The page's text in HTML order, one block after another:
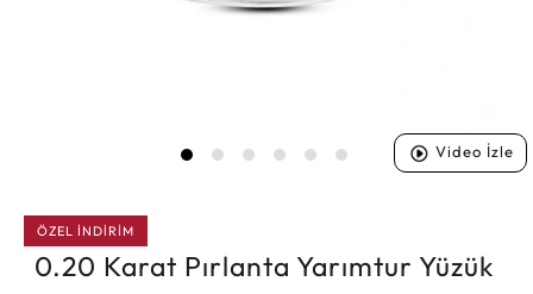
Video İzle
ÖZEL İNDİRİM
0.20 Karat Pırlanta Yarımtur Yüzük